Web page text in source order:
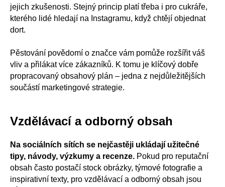
jejich zkušenosti. Stejný princip platí třeba i pro cukráře,
kterého lidé hledají na Instagramu, když chtějí objednat
dort.
Pěstování povědomí o značce vám pomůže rozšířit váš
vliv a přilákat více zákazníků. K tomu je klíčový dobře
propracovaný obsahový plán – jedna z nejdůležitějších
součástí marketingové strategie.
Vzdělávací a odborný obsah
Na sociálních sítích se nejčastěji ukládají užitečné
tipy, návody, výzkumy a recenze. Pokud pro reputační
obsah často postačí stock obrázky, týmové fotografie a
inspirativní texty, pro vzdělávací a odborný obsah jsou